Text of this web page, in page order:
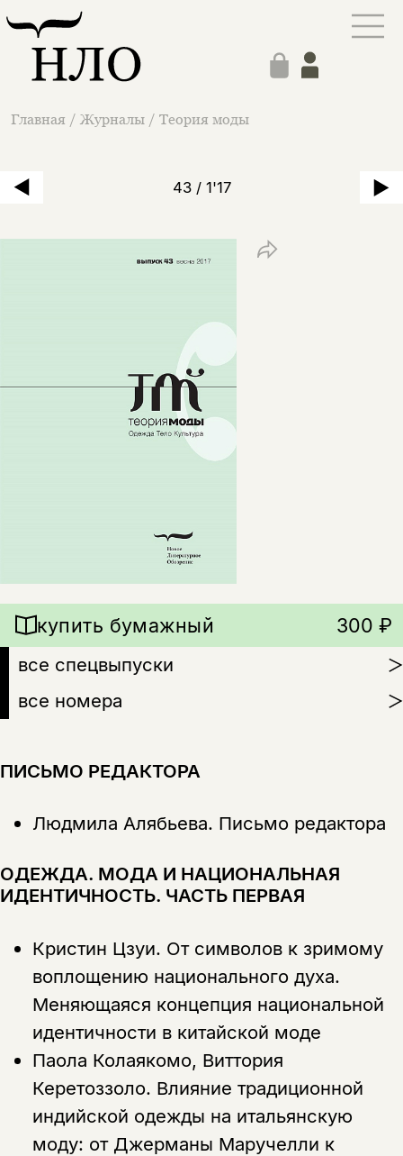
Главная / Журналы / Теория моды
43 / 1'17
все спецвыпуски
все номера
купить бумажный 300 ₽
ПИСЬМО РЕДАКТОРА
Людмила Алябьева. Письмо редактора
ОДЕЖДА. МОДА И НАЦИОНАЛЬНАЯ
ИДЕНТИЧНОСТЬ. ЧАСТЬ ПЕРВАЯ
Кристин Цзуи. От символов к зримому
воплощению национального духа.
Меняющаяся концепция национальной
идентичности в китайской моде
Паола Колаякомо, Виттория
Керетоззоло. Влияние традиционной
индийской одежды на итальянскую
моду: от Джерманы Маручелли к
Подписка на рассылку
Этой книги временно
нет в продаже.